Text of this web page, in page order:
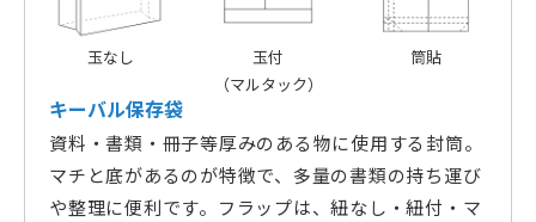
玉なし
玉付
（マルタック）
筒貼
キーバル保存袋
資料・書類・冊子等厚みのある物に使用する封筒。
マチと底があるのが特徴で、多量の書類の持ち運び
や整理に便利です。フラップは、紐なし・紐付・マ